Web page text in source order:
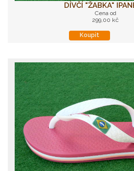
DÍVČÍ "ŽABKA"
Cena od
299,00 kč
Koupit